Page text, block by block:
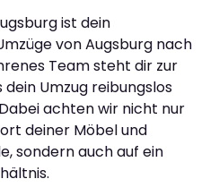
ist dein
von Augsburg nach
Team steht dir zur
Umzug reibungslos
achten wir nicht nur
deiner Möbel und
sondern auch auf ein